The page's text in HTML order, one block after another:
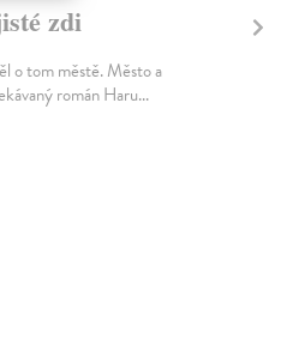
zdi
o tom městě. Město a
román Haru...